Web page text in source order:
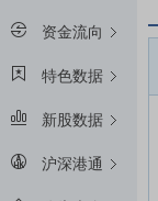
资金流向
特色数据
新股数据
沪深港通